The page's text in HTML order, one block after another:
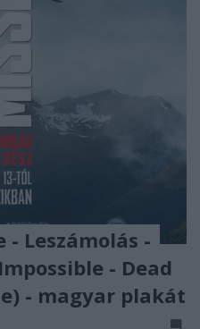
- Leszámolás -
- Dead
- magyar plakát